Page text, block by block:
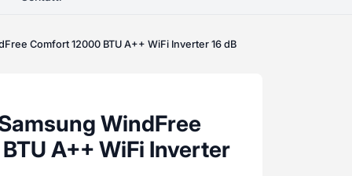
Comfort 12000 BTU A++ WiFi Inverter 16 dB
WindFree
A++ WiFi Inverter